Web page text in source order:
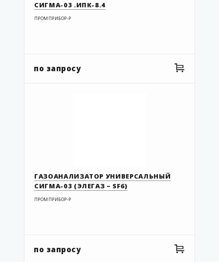
СИГМА-03 .ИПК-8.4
ПРОМПРИБОР-Р
по запросу
ГАЗОАНАЛИЗАТОР УНИВЕРСАЛЬНЫЙ
СИГМА-03 (ЭЛЕГАЗ – SF6)
ПРОМПРИБОР-Р
по запросу